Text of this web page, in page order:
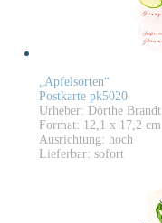
„Apfelsorten“
Postkarte pk5020
Urheber: Dörthe Brandt
Format: 12,1 x 17,2 cm
Ausrichtung: hoch
Lieferbar: sofort